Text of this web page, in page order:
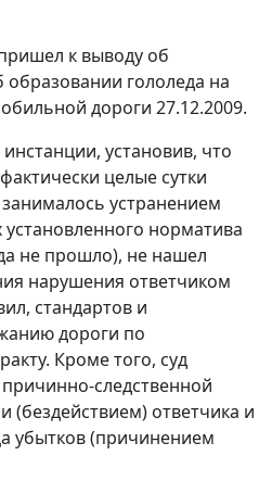
к выводу об
образовании гололеда на
дороги 27.12.2009.
установив, что
целые сутки
устранением
установленного норматива
не прошло), не нашел
нарушения ответчиком
стандартов и
дороги по
Кроме того, суд
причинно-следственной
(бездействием) ответчика и
убытков (причинением